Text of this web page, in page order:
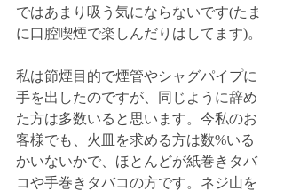
ではあまり吸う気にならないです(たま
に口腔喫煙で楽しんだりはしてます)。
私は節煙目的で煙管やシャグパイプに
手を出したのですが、同じように辞め
た方は多数いると思います。今私のお
客様でも、火皿を求める方は数%いる
かいないかで、ほとんどが紙巻きタバ
コや手巻きタバコの方です。ネジ山を